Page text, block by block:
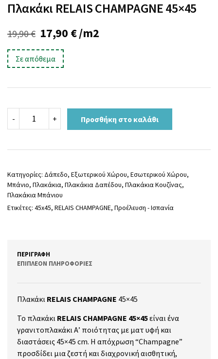
Πλακάκι RELAIS CHAMPAGNE 45×45
19,90€ Original
price
was:
19,90 €.
17,90 €Η
είναι:
/m2
Σε απόθεμα
-
RELAIS
CHAMPAGNE
ποσότητα
+ Προσθήκη στο καλάθι
Κατηγορίες: Δάπεδο, Εξωτερικού Χώρου, Εσωτερικού Χώρου,
Μπάνιο, Πλακάκια, Πλακάκια Δαπέδου, Πλακάκια Κουζίνας,
Πλακάκια Μπάνιου
Ετικέτες: 45x45, RELAIS CHAMPAGNE, Προέλευση - Ισπανία
ΠΕΡΙΓΡΑΦΉ
ΕΠΙΠΛΈΟΝ ΠΛΗΡΟΦΟΡΊΕΣ
Πλακάκι RELAIS CHAMPAGNE 45×45
Το πλακάκι RELAIS CHAMPAGNE 45×45είναι ένα
γρανιτοπλακάκι Α’ ποιότητας με ματ υφή και
διαστάσεις 45×45 cm. Η απόχρωση “Champagne”
προσδίδει μια ζεστή και διαχρονική αισθητική,